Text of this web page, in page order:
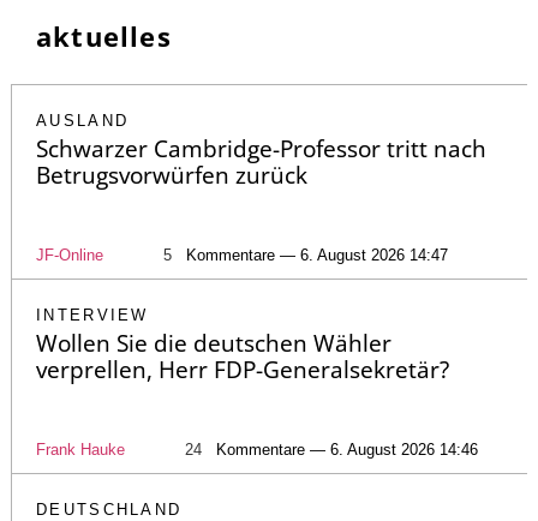
aktuelles
AUSLAND
Schwarzer Cambridge-Professor tritt nach
Betrugsvorwürfen zurück
JF-Online 5 Kommentare — 6. August 2026 14:47
INTERVIEW
Wollen Sie die deutschen Wähler
verprellen, Herr FDP-Generalsekretär?
Frank Hauke 24 Kommentare — 6. August 2026 14:46
DEUTSCHLAND